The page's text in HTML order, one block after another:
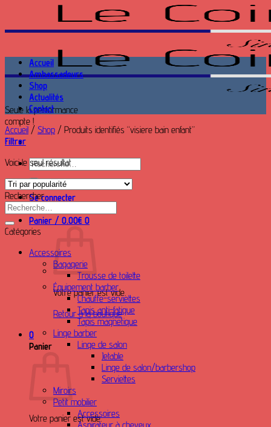
contenu
Seule la performance
compte !
Recherche
pour :
Se connecter
Panier / 0.00€ 0
Votre panier est vide.
Retour à la boutique
0
Panier
Votre panier est vide.
Accueil
Ambassadeurs
Shop
Actualités
Contact
Accueil / Shop / Produits identifiés “visiere bain enfant”
Filtrer
Voici le seul résultat
Rechercher
Recherche
pour :
Catégories
Accessoires
Bagagerie
Trousse de toilette
Équipement barber
Chauffe-serviettes
Tapis anti-fatigue
Tapis magnetique
Linge barber
Linge de salon
Jetable
Linge de salon/barbershop
Serviettes
Miroirs
Petit mobilier
Accessoires